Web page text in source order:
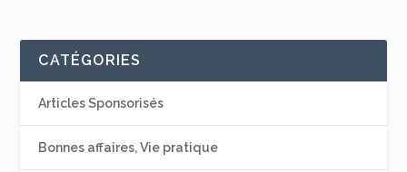
CATÉGORIES
Articles Sponsorisés
Bonnes affaires, Vie pratique